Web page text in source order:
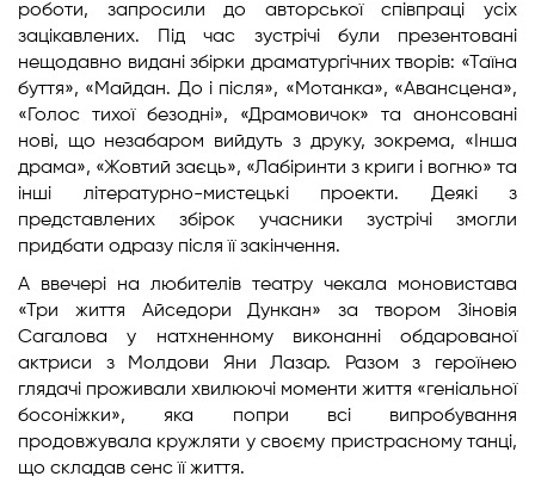
роботи, запросили до авторської співпраці усіх
зацікавлених. Під час зустрічі були презентовані
нещодавно видані збірки драматургічних творів: «Таїна
буття», «Майдан. До і після», «Мотанка», «Авансцена»,
«Голос тихої безодні», «Драмовичок» та анонсовані
нові, що незабаром вийдуть з друку, зокрема, «Інша
драма», «Жовтий заєць», «Лабіринти з криги і вогню» та
інші літературно-мистецькі проекти. Деякі з
представлених збірок учасники зустрічі змогли
придбати одразу після її закінчення.
А ввечері на любителів театру чекала моновистава
«Три життя Айседори Дункан» за твором Зіновія
Сагалова у натхненному виконанні обдарованої
актриси з Молдови Яни Лазар. Разом з героїнею
глядачі проживали хвилюючі моменти життя «геніальної
босоніжки», яка попри всі випробування
продовжувала кружляти у своєму пристрасному танці,
що складав сенс її життя.